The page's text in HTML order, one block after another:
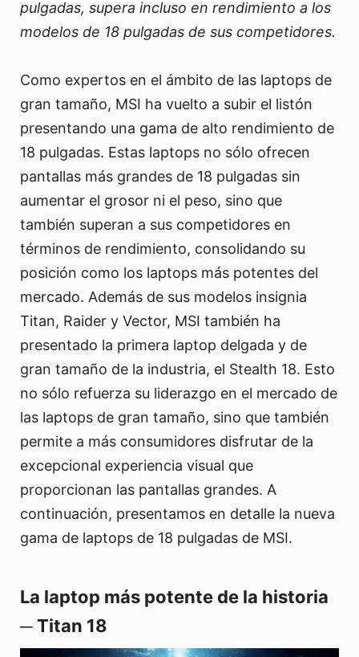
pulgadas, supera incluso en rendimiento a los
modelos de 18 pulgadas de sus competidores.
Como expertos en el ámbito de las laptops de
gran tamaño, MSI ha vuelto a subir el listón
presentando una gama de alto rendimiento de
18 pulgadas. Estas laptops no sólo ofrecen
pantallas más grandes de 18 pulgadas sin
aumentar el grosor ni el peso, sino que
también superan a sus competidores en
términos de rendimiento, consolidando su
posición como los laptops más potentes del
mercado. Además de sus modelos insignia
Titan, Raider y Vector, MSI también ha
presentado la primera laptop delgada y de
gran tamaño de la industria, el Stealth 18. Esto
no sólo refuerza su liderazgo en el mercado de
las laptops de gran tamaño, sino que también
permite a más consumidores disfrutar de la
excepcional experiencia visual que
proporcionan las pantallas grandes. A
continuación, presentamos en detalle la nueva
gama de laptops de 18 pulgadas de MSI.
La laptop más potente de la historia
─ Titan 18